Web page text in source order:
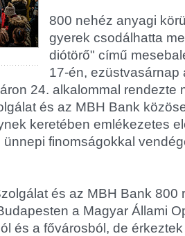
800 nehéz anyagi
gyerek csodálhatta
diótörő" című
17-én, ezüstvasárnap
24. alkalommal rendezte
és az MBH Bank
keretében emlékezetes
finomságokkal
és az MBH Bank 800
a Magyar Állami
és a fővárosból, de